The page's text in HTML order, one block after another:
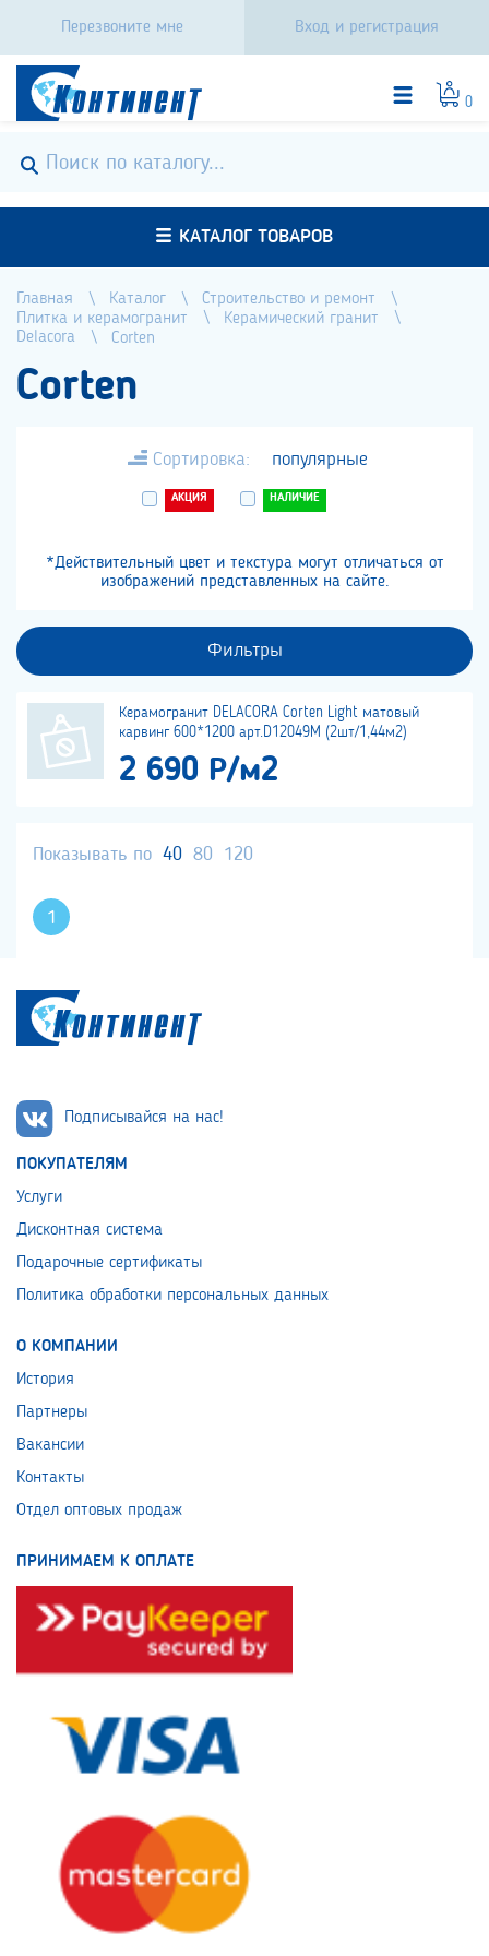
Перезвоните мне Вход и регистрация
0
КАТАЛОГ ТОВАРОВ
Главная Каталог
Строительство и ремонт
Плитка и керамогранит
Керамический гранит
Delacora
Corten
Corten
Сортировка: популярные
АКЦИЯ НАЛИЧИЕ
*Действительный цвет и текстура могут отличаться от
изображений представленных на сайте.
Фильтры
Керамогранит DELACORA Corten Light матовый
карвинг 600*1200 арт.D12049M (2шт/1,44м2)
2 690 Р/м2
Показывать по 40 80 120
1
Подписывайся на нас!
ПОКУПАТЕЛЯМ
Услуги
Дисконтная система
Подарочные сертификаты
Политика обработки персональных данных
О КОМПАНИИ
История
Партнеры
Вакансии
Контакты
Отдел оптовых продаж
ПРИНИМАЕМ К ОПЛАТЕ